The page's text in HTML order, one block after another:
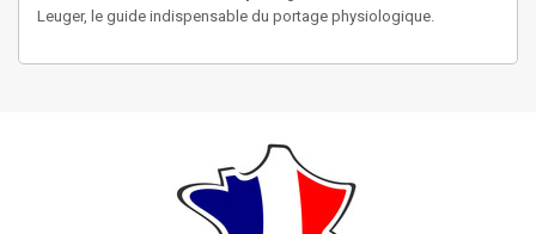
Leuger, le guide indispensable du portage physiologique.